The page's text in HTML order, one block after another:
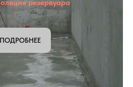
резервуара
ПОДРОБНЕЕ